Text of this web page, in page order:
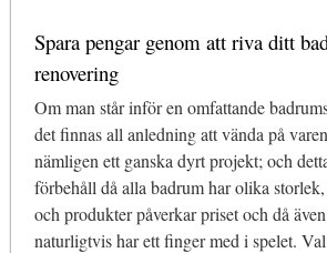
Spara pengar genom att riva ditt
renovering
Om man står inför en omfattande
det finnas all anledning att vända på
nämligen ett ganska dyrt projekt; och
förbehåll då alla badrum har olika
och produkter påverkar priset och då
naturligtvis har ett finger med i spelet.